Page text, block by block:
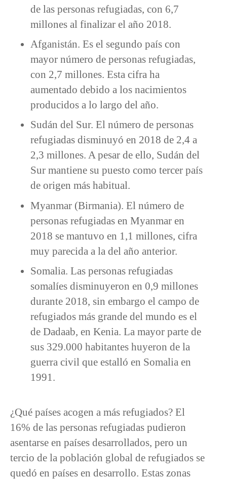
de las personas refugiadas, con 6,7
millones al finalizar el año 2018.
Afganistán. Es el segundo país con
mayor número de personas refugiadas,
con 2,7 millones. Esta cifra ha
aumentado debido a los nacimientos
producidos a lo largo del año.
Sudán del Sur. El número de personas
refugiadas disminuyó en 2018 de 2,4 a
2,3 millones. A pesar de ello, Sudán del
Sur mantiene su puesto como tercer país
de origen más habitual.
Myanmar (Birmania). El número de
personas refugiadas en Myanmar en
2018 se mantuvo en 1,1 millones, cifra
muy parecida a la del año anterior.
Somalia. Las personas refugiadas
somalíes disminuyeron en 0,9 millones
durante 2018, sin embargo el campo de
refugiados más grande del mundo es el
de Dadaab, en Kenia. La mayor parte de
sus 329.000 habitantes huyeron de la
guerra civil que estalló en Somalia en
1991.
¿Qué países acogen a más refugiados? El
16% de las personas refugiadas pudieron
asentarse en países desarrollados, pero un
tercio de la población global de refugiados se
quedó en países en desarrollo. Estas zonas